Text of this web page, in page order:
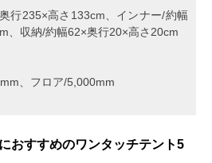
行235×高さ133cm、インナー/約幅
、収納/約幅62×奥行20×高さ20cm
、フロア/5,000mm
おすすめのワンタッチテント5